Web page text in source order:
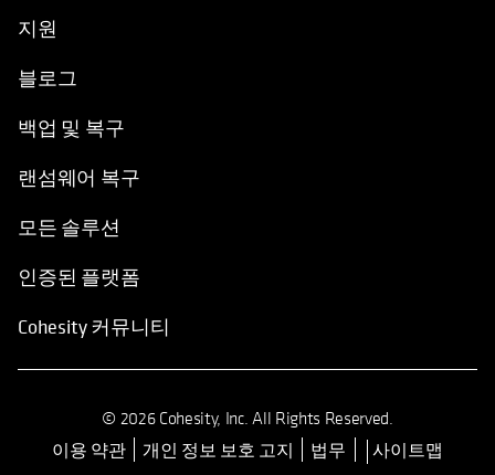
블로그
백업 및 복구
랜섬웨어 복구
모든 솔루션
인증된 플랫폼
Cohesity 커뮤니티
이용 약관opens in a new tab
개인 정보 보호 고지 법무 사이트맵